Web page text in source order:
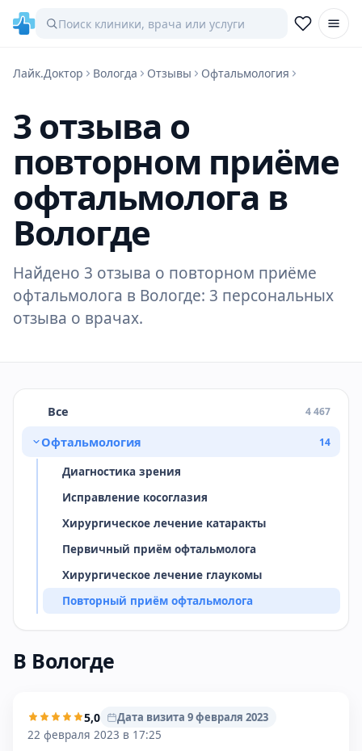
Лайк.Доктор Вологда Отзывы Офтальмология
3 отзыва о
повторном приёме
офтальмолога в
Вологде
Найдено 3 отзыва о повторном приёме
офтальмолога в Вологде: 3 персональных
отзыва о врачах.
Все 4 467
Офтальмология 14
Диагностика зрения
Исправление косоглазия
Хирургическое лечение катаракты
Первичный приём офтальмолога
Хирургическое лечение глаукомы
Повторный приём офтальмолога
В Вологде
5,0
Дата визита 9 февраля 2023
22 февраля 2023 в 17:25